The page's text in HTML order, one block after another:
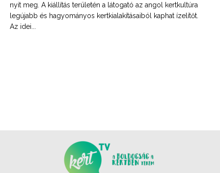
nyit meg. A kiállítás területén a látogató az angol kertkultúra
legújabb és hagyományos kertkialakításaiból kaphat ízelítőt.
Az idei...